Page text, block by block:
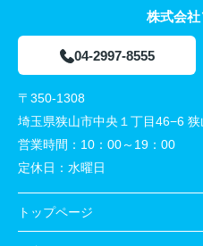
株式会
04-2997-8555
〒350-1308
埼玉県狭山市中央１丁目46−6
営業時間： 10：00～19：00
定休日： 水曜日
トップページ